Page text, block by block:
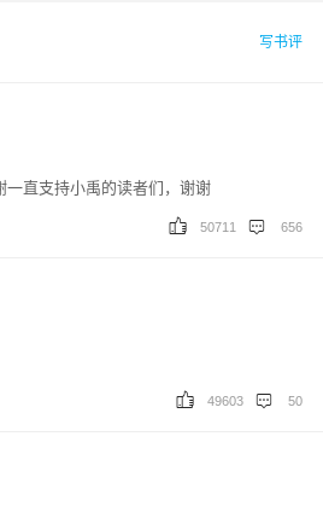
写书评
直支持小禹的读者们，谢谢
50711 656
49603 50